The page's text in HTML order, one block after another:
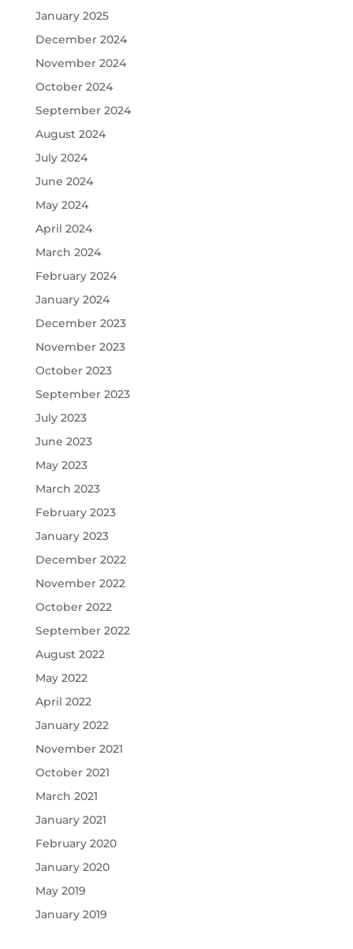
January 2025
December 2024
November 2024
October 2024
September 2024
August 2024
July 2024
June 2024
May 2024
April 2024
March 2024
February 2024
January 2024
December 2023
November 2023
October 2023
September 2023
July 2023
June 2023
May 2023
March 2023
February 2023
January 2023
December 2022
November 2022
October 2022
September 2022
August 2022
May 2022
April 2022
January 2022
November 2021
October 2021
March 2021
January 2021
February 2020
January 2020
May 2019
January 2019